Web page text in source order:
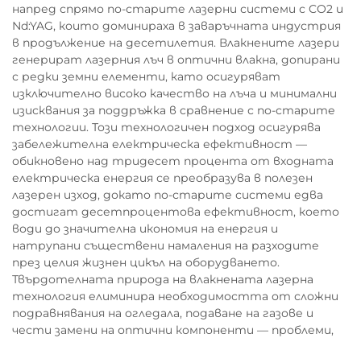
напред спрямо по-старите лазерни системи с CO2 и
Nd:YAG, които доминираха в заваръчната индустрия
в продължение на десетилетия. Влакнените лазери
генерират лазерния лъч в оптични влакна, допирани
с редки земни елементи, като осигуряват
изключително високо качество на лъча и минимални
изисквания за поддръжка в сравнение с по-старите
технологии. Този технологичен подход осигурява
забележителна електрическа ефективност —
обикновено над тридесет процента от входната
електрическа енергия се преобразува в полезен
лазерен изход, докато по-старите системи едва
достигат десетпроцентова ефективност, което
води до значителна икономия на енергия и
натрупани съществени намаления на разходите
през целия жизнен цикъл на оборудването.
Твърдотелната природа на влакнената лазерна
технология елиминира необходимостта от сложни
подравнявания на огледала, подаване на газове и
чести замени на оптични компоненти — проблеми,